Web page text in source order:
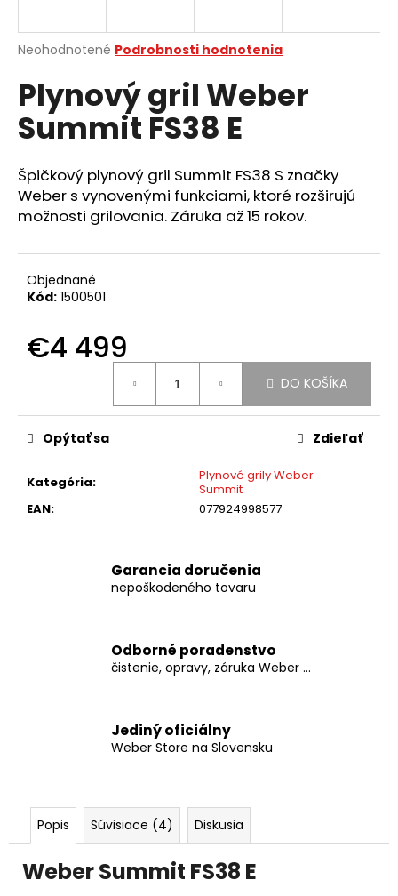
Priemerné
produktu
je
0,0
z
hviezdičiek.
Neohodnotené Podrobnosti hodnotenia
Plynový gril Weber
Summit FS38 E
Špičkový plynový gril Summit FS38 S značky
Weber s vynovenými funkciami, ktoré rozširujú
možnosti grilovania. Záruka až 15 rokov.
Objednané
Kód: 1500501
€4 499
DO KOŠÍKA
Kategória:
Plynové grily Weber
Summit
EAN: 077924998577
Opýtať sa Zdieľať
Garancia doručenia
nepoškodeného tovaru
Odborné poradenstvo
čistenie, opravy, záruka Weber ...
Jediný oficiálny
Weber Store na Slovensku
Popis Súvisiace (4) Diskusia
Weber Summit FS38 E
j
ť
?
HĽADAŤ
O
d
p
o
a
m
WEBER